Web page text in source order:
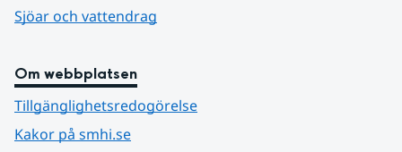
Sjöar och vattendrag
Om webbplatsen
Tillgänglighetsredogörelse
Kakor på smhi.se